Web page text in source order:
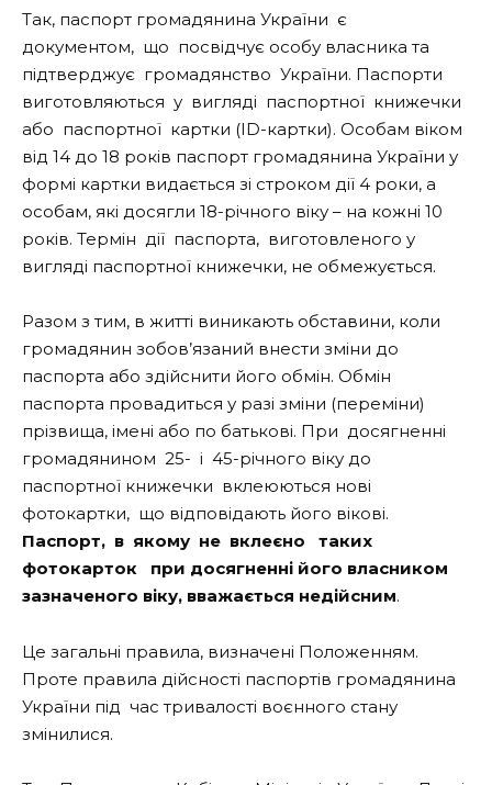
Так, паспорт громадянина України є
документом, що посвідчує особу власника та
підтверджує громадянство України. Паспорти
виготовляються у вигляді паспортної книжечки
або паспортної картки (ID-картки). Особам віком
від 14 до 18 років паспорт громадянина України у
формі картки видається зі строком дії 4 роки, а
особам, які досягли 18-річного віку – на кожні 10
років. Термін дії паспорта, виготовленого у
вигляді паспортної книжечки, не обмежується.
Разом з тим, в житті виникають обставини, коли
громадянин зобов’язаний внести зміни до
паспорта або здійснити його обмін. Обмін
паспорта провадиться у разі зміни (переміни)
прізвища, імені або по батькові. При досягненні
громадянином 25- і 45-річного віку до
паспортної книжечки вклеюються нові
фотокартки, що відповідають його вікові.
Паспорт, в якому не вклеєно таких
фотокарток при досягненні його власником
зазначеного віку, вважається недійсним.
Це загальні правила, визначені Положенням.
Проте правила дійсності паспортів громадянина
України під час тривалості воєнного стану
змінилися.